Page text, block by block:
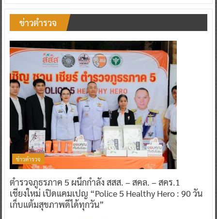
ข่าวตำรวจ
ข่าวตำรวจ
ตำรวจภูธรภาค 5 ผนึกกำลัง สสส. – สคล. – สคร.1
เชียงใหม่ เปิดแคมเปญ “Police 5 Healthy Hero : 90 วัน
เก็บแต้มสุขภาพดีได้ทุกวัน”